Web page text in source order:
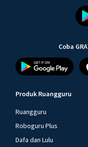
Coba
Produk Ruangguru
Ruangguru
Roboguru Plus
Dafa dan Lulu